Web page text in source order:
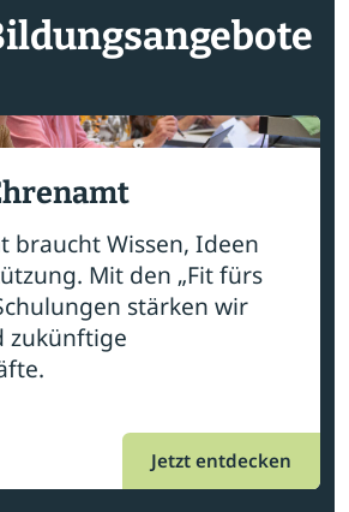
braucht Wissen, Ideen
Mit den „Fit fürs
stärken wir
zukünftige
Jetzt entdecken